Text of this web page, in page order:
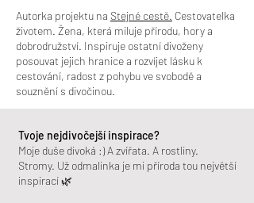
Autorka projektu na Stejné cestě. Cestovatelka
životem. Žena, která miluje přírodu, hory a
dobrodružství. Inspiruje ostatní divoženy
posouvat jejich hranice a rozvíjet lásku k
cestování, radost z pohybu ve svobodě a
souznění s divočinou.
Tvoje nejdivočejší inspirace?
Moje duše divoká :) A zvířata. A rostliny.
Stromy. Už odmalinka je mi příroda tou největší
inspirací 🌿